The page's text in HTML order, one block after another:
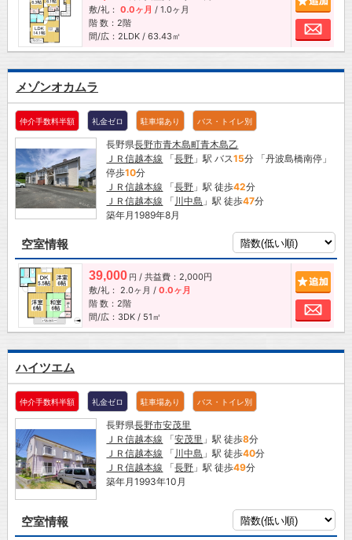
敷/礼： 0.0ヶ月 / 1.0ヶ月
階 数：2階
間/広：2LDK / 63.43㎡
お
メゾンオカムラ
仲介手数料半額 礼金ゼロ 駐車場あり バス・トイレ別
長野県長野市青木島町青木島乙
ＪＲ信越本線 「長野 」駅 バス15分 「丹波島橋南停」
停歩10分
ＪＲ信越本線 「長野 」駅 徒歩42分
ＪＲ信越本線 「 川中島 」駅 徒歩47分
築年月1989年8月
空室情報
39,000 円 / 共益費：2,000円
敷/礼： 2.0ヶ月 / 0.0ヶ月
階 数：2階
間/広：3DK / 51㎡
お
ハイツエム
仲介手数料半額 礼金ゼロ 駐車場あり バス・トイレ別
長野県長野市安茂里
ＪＲ信越本線 「安茂里 」駅 徒歩8分
ＪＲ信越本線 「 川中島 」駅 徒歩40分
ＪＲ信越本線 「長野 」駅 徒歩49分
築年月1993年10月
空室情報